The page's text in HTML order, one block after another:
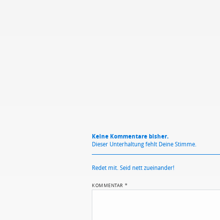
Keine Kommentare bisher.
Dieser Unterhaltung fehlt Deine Stimme.
Redet mit. Seid nett zueinander!
KOMMENTAR *